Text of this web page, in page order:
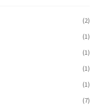
(2)
(1)
(1)
(1)
(1)
(7)